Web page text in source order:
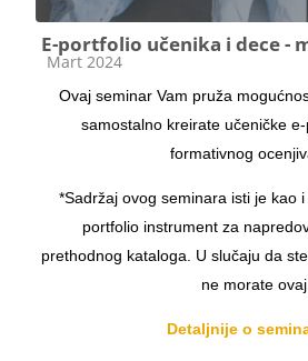
E-portfolio učenika i dece -
Категорија курса
Mart 2024
Ovaj seminar Vam pruža
samostalno kreirate učeničke
formativnog
*Sadržaj ovog seminara isti je kao
portfolio instrument za
prethodnog kataloga. U slučaju da
ne morate ovaj.
Detaljnije o